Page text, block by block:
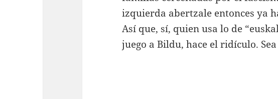
izquierda abertzale entonces ya
Así que, sí, quien usa lo de
juego a Bildu, hace el ridículo.